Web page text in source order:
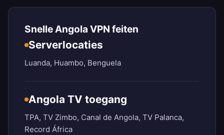
Snelle Angola VPN feiten
Serverlocaties
Luanda, Huambo, Benguela
Angola TV toegang
TPA, TV Zimbo, Canal de Angola, TV Palanca,
Record África